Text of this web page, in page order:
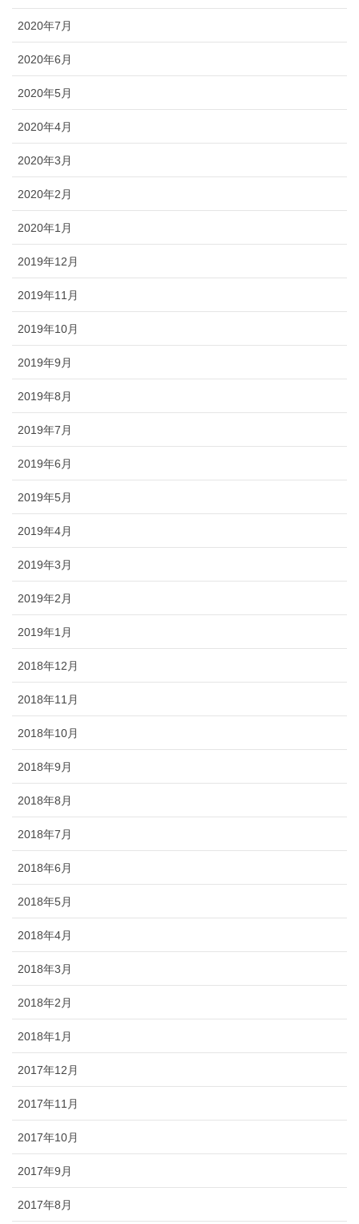
2020年7月
2020年6月
2020年5月
2020年4月
2020年3月
2020年2月
2020年1月
2019年12月
2019年11月
2019年10月
2019年9月
2019年8月
2019年7月
2019年6月
2019年5月
2019年4月
2019年3月
2019年2月
2019年1月
2018年12月
2018年11月
2018年10月
2018年9月
2018年8月
2018年7月
2018年6月
2018年5月
2018年4月
2018年3月
2018年2月
2018年1月
2017年12月
2017年11月
2017年10月
2017年9月
2017年8月